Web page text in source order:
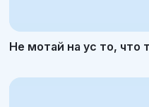
Не мотай на ус то, что